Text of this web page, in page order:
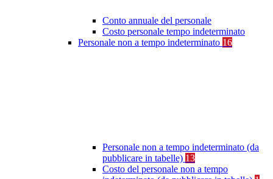
Conto annuale del personale
Costo personale tempo indeterminato
Personale non a tempo indeterminato 16
Personale non a tempo indeterminato (da
pubblicare in tabelle) 13
Costo del personale non a tempo